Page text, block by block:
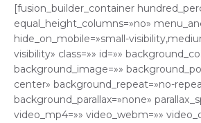
[fusion_builder_container
equal_height_columns=»no»
hide_on_mobile=»small-
visibility» class=»» id=»»
background_image=»»
center» background_repeat=»no-
background_parallax=»none»
video_mp4=»» video_webm=»»